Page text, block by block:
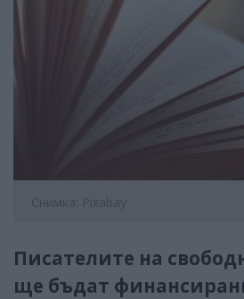
Снимка: Pixabay
Писателите на
ще бъдат